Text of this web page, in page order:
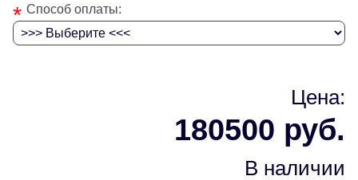
* Способ оплаты:
Цена:
180500 руб.
В наличии